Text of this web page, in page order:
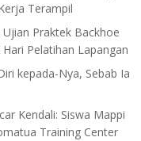
Terampil
Praktek Backhoe
Pelatihan Lapangan
kepada-Nya, Sebab Ia
Kendali: Siswa Mappi
Training Center